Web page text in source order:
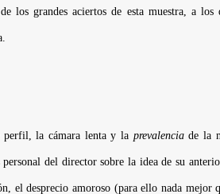
grandes aciertos de esta muestra, a los
la cámara lenta y la prevalenciade la
del director sobre la idea de su
el desprecio amoroso (para ello nada mejor